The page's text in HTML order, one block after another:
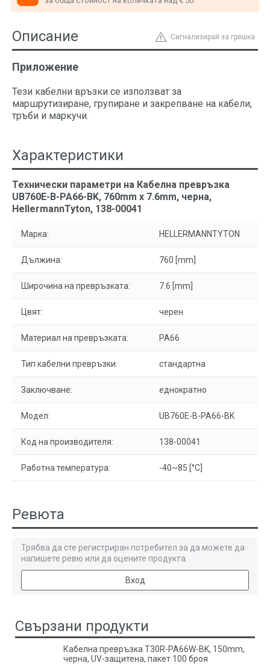
Сигнализирай за грешка
Описание
Приложение
Тези кабелни връзки се използват за
маршрутизиране, групиране и закрепване на кабели,
тръби и маркучи.
Характеристики
Технически параметри на Кабелна превръзка
UB760E-B-PA66-BK, 760mm x 7.6mm, черна,
HellermannTyton, 138-00041
Марка: HELLERMANNTYTON
Дължина: 760 [mm]
Широчина на превръзката: 7.6 [mm]
Цвят: черен
Материал на превръзката: PA66
Тип кабелни превръзки: стандартна
Заключване: еднократно
Модел: UB760E-B-PA66-BK
Код на производителя: 138-00041
Работна температура: -40~85 [°C]
Ревюта
Трябва да сте регистриран потребител за да можете да
напишете ревю или да оцените продукта.
Вход
Свързани продукти
Кабелна превръзка T30R-PA66W-BK, 150mm,
черна, UV-защитена, пакет 100 броя